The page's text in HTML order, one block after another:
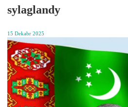
sylaglandy
15 Dekabr 2025